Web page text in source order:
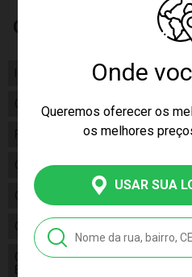
Onde
Queremos oferecer os
os melhores
USAR SUA
Características
03+
Gênero
Fabricante
Código 1200
Código de Barras
Composição
Conteúdo da
Embalagem
01